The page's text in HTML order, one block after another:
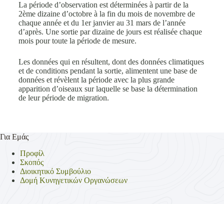
La période d’observation est déterminées à partir de la
2ème dizaine d’octobre à la fin du mois de novembre de
chaque année et du 1er janvier au 31 mars de l’année
d’après. Une sortie par dizaine de jours est réalisée chaque
mois pour toute la période de mesure.
Les données qui en résultent, dont des données climatiques
et de conditions pendant la sortie, alimentent une base de
données et révèlent la période avec la plus grande
apparition d’oiseaux sur laquelle se base la détermination
de leur période de migration.
Για Εμάς
Προφίλ
Σκοπός
Διοικητικό Συμβούλιο
Δομή Κυνηγετικών Οργανώσεων